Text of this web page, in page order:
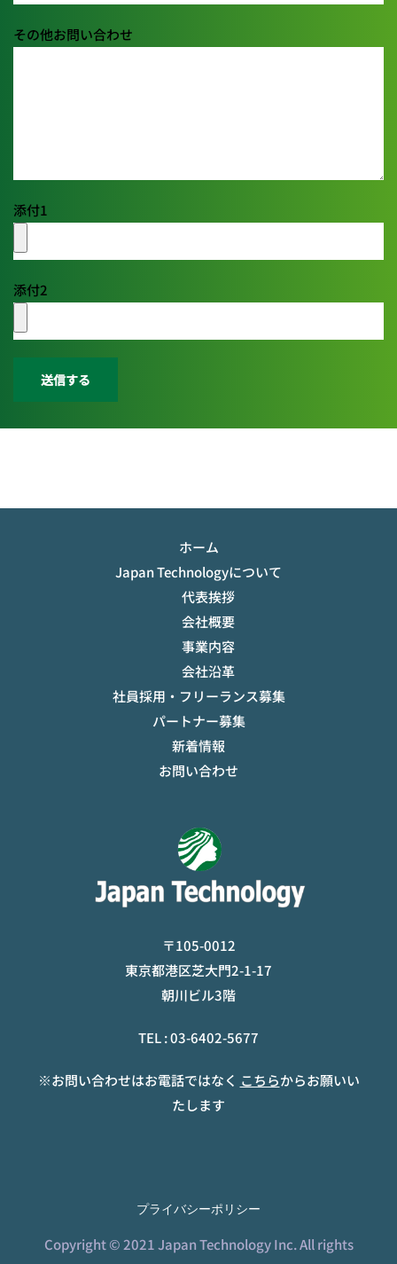
その他お問い合わせ
添付1
添付2
送信する
ホーム
Japan Technologyについて
代表挨拶
会社概要
事業内容
会社沿革
社員採用・フリーランス募集
パートナー募集
新着情報
お問い合わせ
〒105-0012
東京都港区芝大門2-1-17
朝川ビル3階
TEL :03-6402-5677
※お問い合わせはお電話ではなく こちらからお願いい
たします
プライバシーポリシー
Copyright © 2021 Japan Technology Inc. All rights